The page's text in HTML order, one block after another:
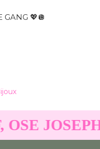
GANG 💖🪩
OSE